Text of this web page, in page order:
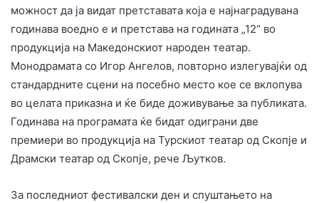
можност да ја видат претставата која е најнаградувана
годинава воедно е и претстава на годината „12“ во
продукција на Македонскиот народен театар.
Монодрамата со Игор Ангелов, повторно излегувајќи од
стандардните сцени на посебно место кое се вклопува
во целата приказна и ќе биде доживување за публиката.
Годинава на програмата ќе бидат одиграни две
премиери во продукција на Турскиот театар од Скопје и
Драмски театар од Скопјe, рече Љутков.
За последниот фестивалски ден и спуштањето на